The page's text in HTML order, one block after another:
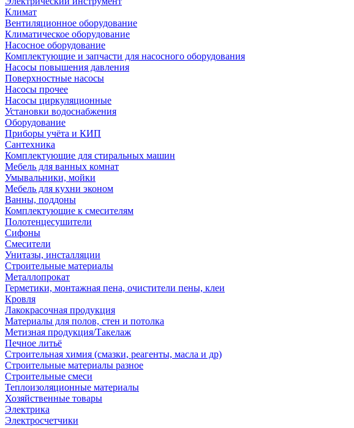
Климат
Вентиляционное оборудование
Климатическое оборудование
Насосное оборудование
Комплектующие и запчасти для насосного оборудования
Насосы повышения давления
Поверхностные насосы
Насосы прочее
Насосы циркуляционные
Установки водоснабжения
Оборудование
Приборы учёта и КИП
Сантехника
Комплектующие для стиральных машин
Мебель для ванных комнат
Умывальники, мойки
Мебель для кухни эконом
Ванны, поддоны
Комплектующие к смесителям
Полотенцесушители
Сифоны
Смесители
Унитазы, инсталляции
Строительные материалы
Металлопрокат
Герметики, монтажная пена, очистители пены, клеи
Кровля
Лакокрасочная продукция
Материалы для полов, стен и потолка
Метизная продукция/Такелаж
Печное литьё
Строительная химия (смазки, реагенты, масла и др)
Строительные материалы разное
Строительные смеси
Теплоизоляционные материалы
Хозяйственные товары
Электрика
Электросчетчики